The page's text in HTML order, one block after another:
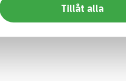
Tillåt alla